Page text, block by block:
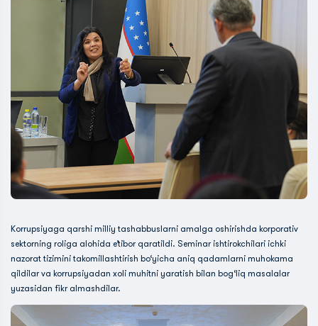
Korrupsiyaga qarshi milliy tashabbuslarni amalga oshirishda korporativ
sektorning roliga alohida e’tibor qaratildi. Seminar ishtirokchilari ichki
nazorat tizimini takomillashtirish bo‘yicha aniq qadamlarni muhokama
qildilar va korrupsiyadan xoli muhitni yaratish bilan bog‘liq masalalar
yuzasidan fikr almashdilar.